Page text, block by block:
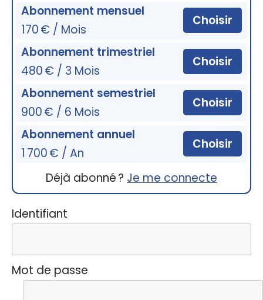
Abonnement mensuel
170 € / Mois
Choisir
Abonnement trimestriel
480 € / 3 Mois
Choisir
Abonnement semestriel
900 € / 6 Mois
Choisir
Abonnement annuel
1 700 € / An
Choisir
Déjà abonné ? Je me connecte
Identifiant
Mot de passe